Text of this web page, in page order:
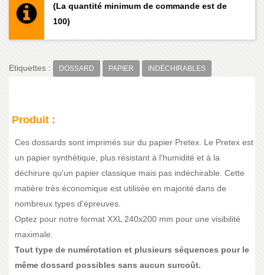
(La quantité minimum de commande est de
100)
Etiquettes : DOSSARD PAPIER INDÉCHIRABLES
Produit :
Ces dossards sont imprimés sur du papier Pretex. Le Pretex est
un papier synthétique, plus résistant à l'humidité et à la
déchirure qu'un papier classique mais pas indéchirable. Cette
matière très économique est utilisée en majorité dans de
nombreux types d'épreuves.
Optez pour notre format XXL 240x200 mm pour une visibilité
maximale.
Tout type de numérotation et plusieurs séquences pour le
même dossard possibles sans aucun surcoût.